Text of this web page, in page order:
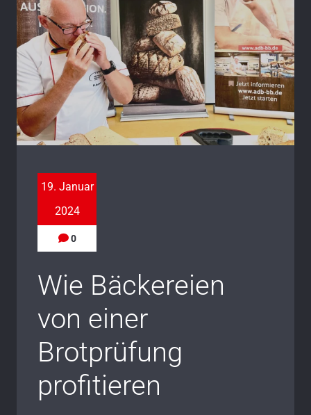
19. Januar
2024
0
Wie Bäckereien
von einer
Brotprüfung
profitieren